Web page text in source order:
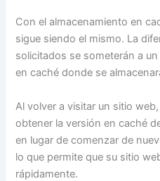
Con el almacenamiento en
sigue siendo el mismo. La
solicitados se someterán a
en caché donde se
Al volver a visitar un sitio
obtener la versión en caché
en lugar de comenzar de
lo que permite que su sitio
rápidamente.